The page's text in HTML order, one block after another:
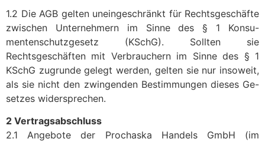
1.2 Die AGB gelten uneingeschränkt für Rechtsgeschäfte
zwischen Unternehmern im Sinne des § 1 Konsu-
mentenschutzgesetz (KSchG). Sollten sie
Rechtsgeschäften mit Verbrauchern im Sinne des § 1
KSchG zugrunde gelegt werden, gelten sie nur insoweit,
als sie nicht den zwingenden Bestimmungen dieses Ge-
setzes widersprechen.
2 Vertragsabschluss
2.1 Angebote der Prochaska Handels GmbH (im